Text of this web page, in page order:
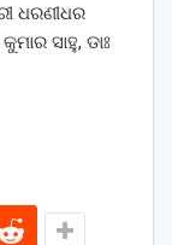
ଧରଣୀଧର
ସାହୁ, ଡାଃ